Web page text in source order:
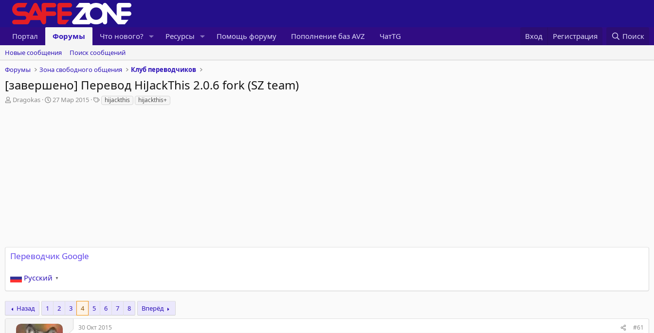
Портал Форумы Что нового? Ресурсы Помощь форуму Пополнение баз AVZ ЧатTG Вход Регистрация Поиск
Новые сообщения
Поиск сообщений
Форумы
Зона свободного общения Клуб переводчиков
[завершено] Перевод HiJackThis 2.0.6 fork (SZ team)
А
Dragokas
Д
27 Мар 2015
Т
е
hijackthis hijackthis+
Переводчик Google
Русский ▼
Назад 1 2 3 4 5 6 7 8 Вперёд
30 Окт 2015 #61